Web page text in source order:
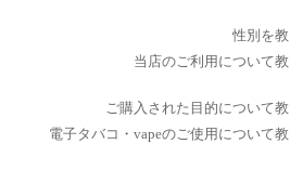
性別を
当店のご利用について
ご購入された目的について
電子タバコ・vapeのご使用について